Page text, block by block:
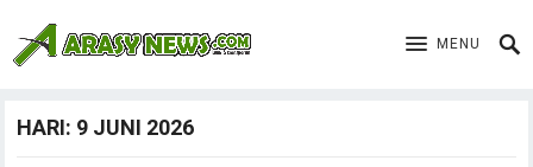
MENU
HARI: 9 JUNI 2026